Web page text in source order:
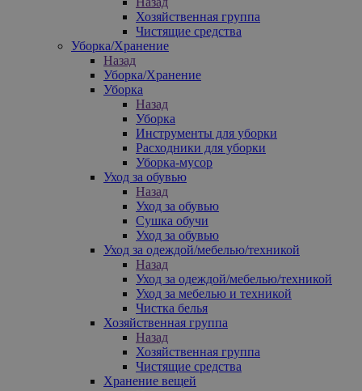
Хозяйственная группа
Чистящие средства
Уборка/Хранение
Назад
Уборка/Хранение
Уборка
Назад
Уборка
Инструменты для уборки
Расходники для уборки
Уборка-мусор
Уход за обувью
Назад
Уход за обувью
Сушка обучи
Уход за обувью
Уход за одеждой/мебелью/техникой
Назад
Уход за одеждой/мебелью/техникой
Уход за мебелью и техникой
Чистка белья
Хозяйственная группа
Назад
Хозяйственная группа
Чистящие средства
Хранение вещей